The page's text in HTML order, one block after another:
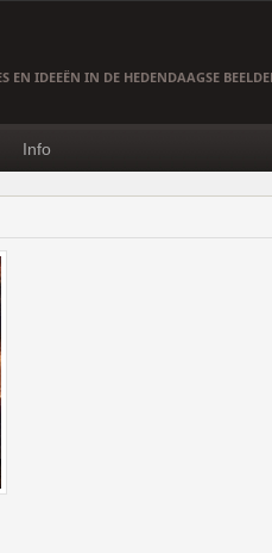
EN IDEEËN IN DE HEDENDAAGSE
Info